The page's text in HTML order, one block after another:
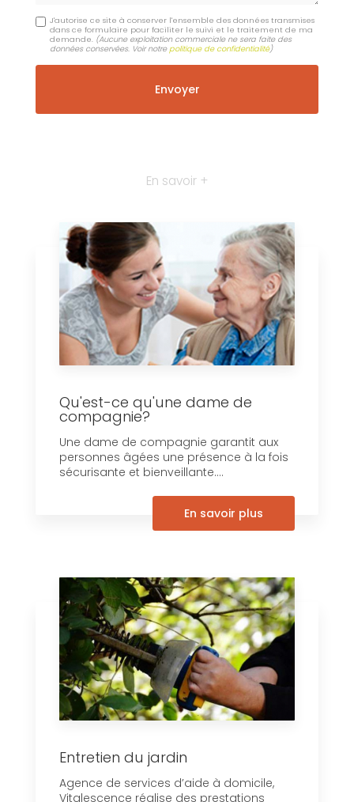
J'autorise ce site à conserver l'ensemble des données transmises
dans ce formulaire pour faciliter le suivi et le traitement de ma
demande. (Aucune exploitation commerciale ne sera faite des
données conservées. Voir notrepolitique de confidentialité)
En savoir +
Qu'est-ce qu'une dame de
compagnie?
Une dame de compagnie garantit aux
personnes âgées une présence à la fois
sécurisante et bienveillante....
En savoir plus
Entretien du jardin
Agence de services d’aide à domicile,
Vitalescence réalise des prestations